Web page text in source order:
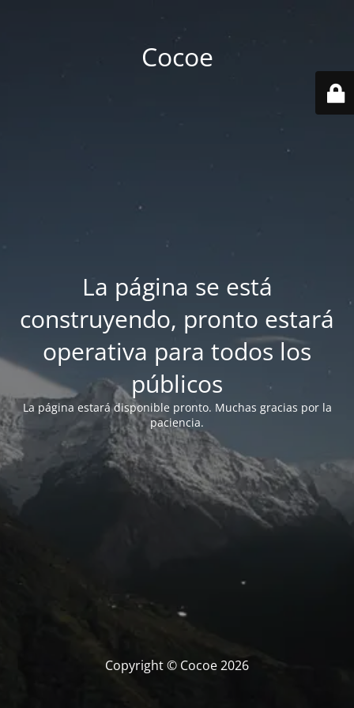
Cocoe
La página se está
construyendo, pronto estará
operativa para todos los
públicos
La página estará disponible pronto. Muchas gracias por la
paciencia.
Copyright © Cocoe 2026